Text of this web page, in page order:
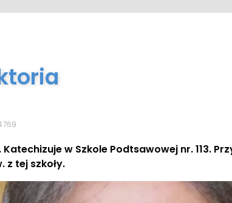
w Szkole Podtsawowej nr. 113.
z tej szkoły.